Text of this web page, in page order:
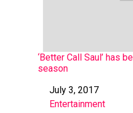
‘Better Call Saul’ has
season
Date
July 3, 2017
In relation to
Entertainment